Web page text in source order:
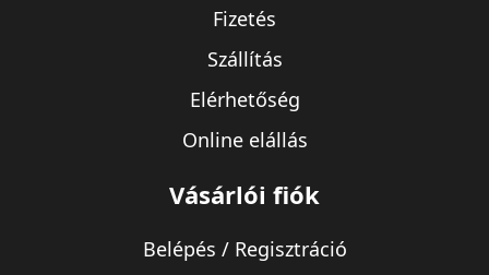
Fizetés
Szállítás
Elérhetőség
Online elállás
Vásárlói fiók
Belépés / Regisztráció